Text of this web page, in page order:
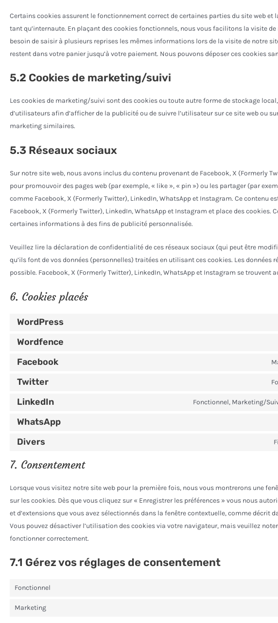
Certains cookies assurent le fonctionnement correct de certaines parties du site web et
tant qu’internaute. En plaçant des cookies fonctionnels, nous vous facilitons la visite de
besoin de saisir à plusieurs reprises les mêmes informations lors de la visite de notre
restent dans votre panier jusqu’à votre paiement. Nous pouvons déposer ces cookies
5.2 Cookies de marketing/suivi
Les cookies de marketing/suivi sont des cookies ou toute autre forme de stockage
d’utilisateurs afin d’afficher de la publicité ou de suivre l’utilisateur sur ce site web ou
marketing similaires.
5.3 Réseaux sociaux
Sur notre site web, nous avons inclus du contenu provenant de Facebook, X (Formerly
pour promouvoir des pages web (par exemple, « like », « pin ») ou les partager (par
comme Facebook, X (Formerly Twitter), LinkedIn, WhatsApp et Instagram. Ce contenu
Facebook, X (Formerly Twitter), LinkedIn, WhatsApp et Instagram et place des cookies.
certaines informations à des fins de publicité personnalisée.
Veuillez lire la déclaration de confidentialité de ces réseaux sociaux (qui peut être
qu’ils font de vos données (personnelles) traitées en utilisant ces cookies. Les données
possible. Facebook, X (Formerly Twitter), LinkedIn, WhatsApp et Instagram se trouvent
6. Cookies placés
WordPress
Wordfence
Facebook
Twitter
LinkedIn Fonctionnel, Marketing/
WhatsApp
Divers
7. Consentement
Lorsque vous visitez notre site web pour la première fois, nous vous montrerons une
sur les cookies. Dès que vous cliquez sur « Enregistrer les préférences » vous nous
et d’extensions que vous avez sélectionnés dans la fenêtre contextuelle, comme décrit
Vous pouvez désactiver l’utilisation des cookies via votre navigateur, mais veuillez
fonctionner correctement.
7.1 Gérez vos réglages de consentement
Fonctionnel
Marketing